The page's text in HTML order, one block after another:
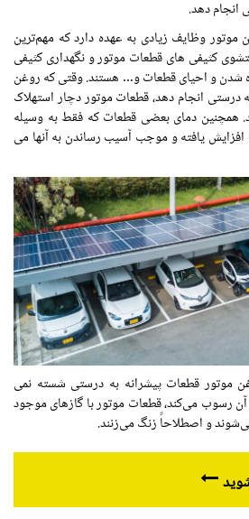
انجام دهد.
موتور وظایف زیادی به عهده دارد که مهم‌ترین
کثیفی های قطعات موتور و نگهداری کثیفی
شدن و احیای قطعات و… هستند. وقتی که روغن
درستی انجام دهد، قطعات موتور دچار استهلاک
همچنین دمای بعضی قطعات که فقط به وسیله
یافته و موجب آسیب رساندن به آنها می
موتور قطعات پیشرانه به درستی شسته نمی
رسوب می‌کند، قطعات موتور با گازهای موجود
و اصطلاحاً زنگ می‌زنند.